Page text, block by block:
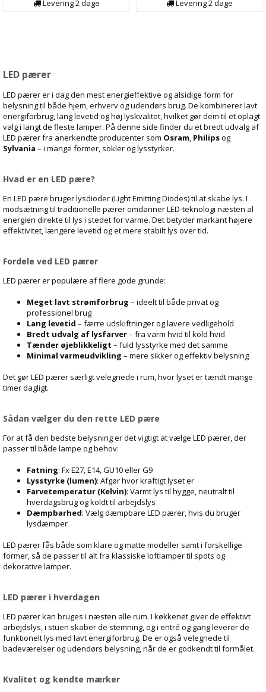
Levering2dage Levering2dage
LED pærer
LED pærer er i dag den mest energieffektive og alsidige form for
belysning til både hjem, erhverv og udendørs brug. De kombinerer lavt
energiforbrug, lang levetid og høj lyskvalitet, hvilket gør dem til et oplagt
valg i langt de fleste lamper. På denne side finder du et bredt udvalg af
LED pærer fra anerkendte producenter som Osram Philipsog
Sylvania – i mange former, sokler og lysstyrker.
Hvad er en LED pære?
En LED pære bruger lysdioder (Light Emitting Diodes) til at skabe lys. I
modsætning til traditionelle pærer omdanner LED-teknologi næsten al
energien direkte til lys i stedet for varme. Det betyder markant højere
effektivitet, længere levetid og et mere stabilt lys over tid.
Fordele ved LED pærer
LED pærer er populære af flere gode grunde:
Meget lavt strømforbrug – ideelt til både privat og
professionel brug
Lang levetid – færre udskiftninger og lavere vedligehold
Bredt udvalg af lysfarver– fra varm hvid til kold hvid
Tænder øjeblikkeligt – fuld lysstyrke med det samme
Minimal varmeudvikling – mere sikker og effektiv belysning
Det gør LED pærer særligt velegnede i rum, hvor lyset er tændt mange
timer dagligt.
Sådan vælger du den rette LED pære
For at få den bedste belysning er det vigtigt at vælge LED pærer, der
passer til både lampe og behov:
Fatning: Fx E27, E14, GU10 eller G9
Lysstyrke (lumen): Afgør hvor kraftigt lyset er
Farvetemperatur (Kelvin): Varmt lys til hygge, neutralt til
hverdagsbrug og koldt til arbejdslys
Dæmpbarhed: Vælg dæmpbare LED pærer, hvis du bruger
lysdæmper
LED pærer fås både som klare og matte modeller samt i forskellige
former, så de passer til alt fra klassiske loftlamper til spots og
dekorative lamper.
LED pærer i hverdagen
LED pærer kan bruges i næsten alle rum. I køkkenet giver de effektivt
arbejdslys, i stuen skaber de stemning, og i entré og gang leverer de
funktionelt lys med lavt energiforbrug. De er også velegnede til
badeværelser og udendørs belysning, når de er godkendt til formålet.
Kvalitet og kendte mærker